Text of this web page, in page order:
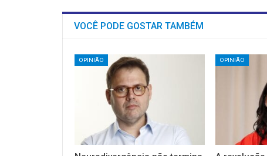
VOCÊ PODE GOSTAR TAMBÉM
OPINIÃO OPINIÃO